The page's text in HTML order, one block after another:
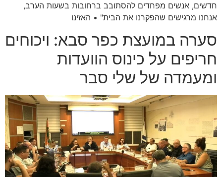
חדשים, אנשים מפחדים להסתובב ברחובות בשעות הערב,
אנחנו מרגישים שהפקרנו את הבית" • האזינו
סערה במועצת כפר סבא: ויכוחים
חריפים על כינוס הוועדות
ומעמדה של שלי סבר